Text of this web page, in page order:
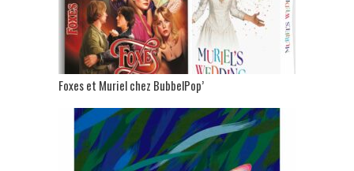
Foxes et Muriel chez BubbelPop’